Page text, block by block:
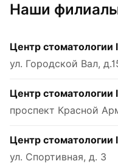
Наши
Центр стоматологии
ул. Городской Вал,
Центр
проспект Красной
Центр
ул. Спортивная, д. 3